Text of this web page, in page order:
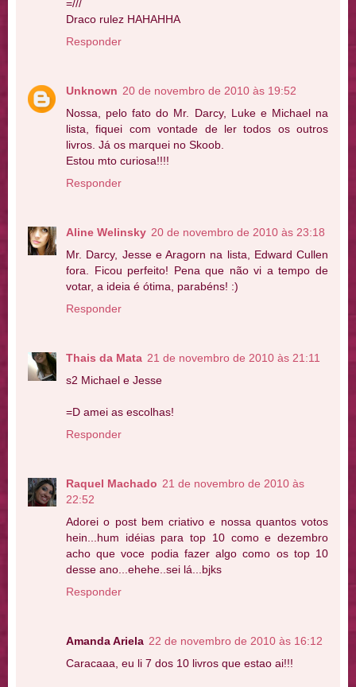
=///
Draco rulez HAHAHHA
Responder
Unknown 20 de novembro de 2010 às 19:52
Nossa, pelo fato do Mr. Darcy, Luke e Michael na
lista, fiquei com vontade de ler todos os outros
livros. Já os marquei no Skoob.
Estou mto curiosa!!!!
Responder
Aline Welinsky 20 de novembro de 2010 às 23:18
Mr. Darcy, Jesse e Aragorn na lista, Edward Cullen
fora. Ficou perfeito! Pena que não vi a tempo de
votar, a ideia é ótima, parabéns! :)
Responder
Thais da Mata 21 de novembro de 2010 às 21:11
s2 Michael e Jesse
=D amei as escolhas!
Responder
Raquel Machado 21 de novembro de 2010 às
22:52
Adorei o post bem criativo e nossa quantos votos
hein...hum idéias para top 10 como e dezembro
acho que voce podia fazer algo como os top 10
desse ano...ehehe..sei lá...bjks
Responder
Amanda Ariela 22 de novembro de 2010 às 16:12
Caracaaa, eu li 7 dos 10 livros que estao ai!!!